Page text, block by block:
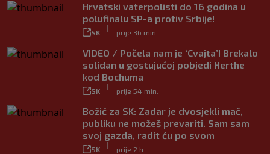
Hrvatski vaterpolisti do 16 godina u
polufinalu SP-a protiv Srbije!
SK
|
prije 36 min.
VIDEO / Počela nam je ‘Cvajta’! Brekalo
solidan u gostujućoj pobjedi Herthe
kod Bochuma
SK
|
prije 54 min.
Božić za SK: Zadar je dvosjekli mač,
publiku ne možeš prevariti. Sam sam
svoj gazda, radit ću po svom
SK
|
prije 2 h